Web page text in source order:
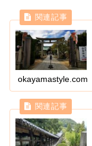
okayamastyle.com